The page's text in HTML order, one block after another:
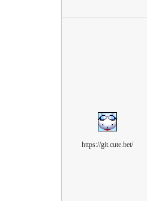
https://git.cute.bet/